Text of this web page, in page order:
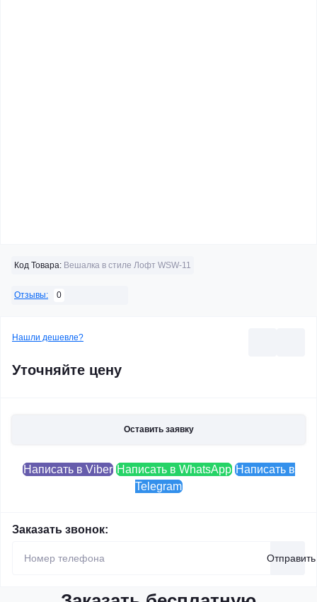
Код Товара: Вешалка в стиле Лофт WSW-11
Отзывы: 0
Нашли дешевле?
Уточняйте цену
Оставить заявку
Написать в Viber Написать в WhatsApp Написать в
Telegram
Заказать звонок:
Отправить